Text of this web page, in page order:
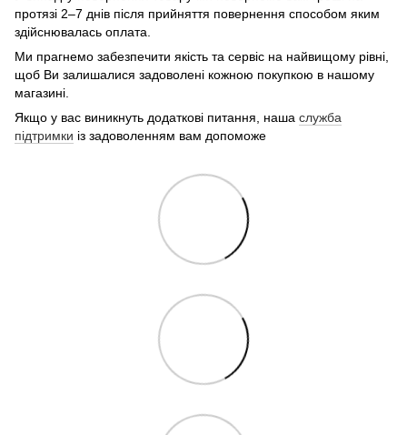
протязі 2–7 днів після прийняття повернення способом яким
здійснювалась оплата.
Ми прагнемо забезпечити якість та сервіс на найвищому рівні,
щоб Ви залишалися задоволені кожною покупкою в нашому
магазині.
Якщо у вас виникнуть додаткові питання, наша служба
підтримки із задоволенням вам допоможе